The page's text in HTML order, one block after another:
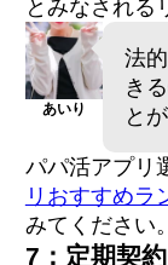
とみなされる
あいり
法
き
と
パパ活アプリ
リおすすめラ
みてください。
7：定期契約